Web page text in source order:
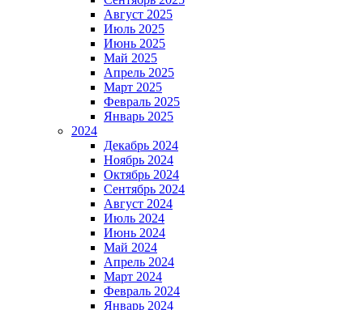
Август 2025
Июль 2025
Июнь 2025
Май 2025
Апрель 2025
Март 2025
Февраль 2025
Январь 2025
2024
Декабрь 2024
Ноябрь 2024
Октябрь 2024
Сентябрь 2024
Август 2024
Июль 2024
Июнь 2024
Май 2024
Апрель 2024
Март 2024
Февраль 2024
Январь 2024